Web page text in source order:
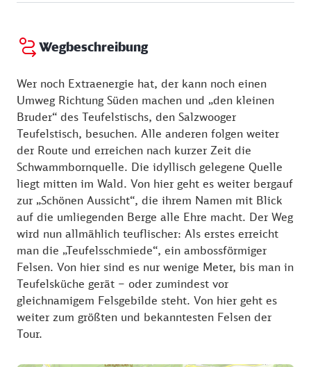
Wegbeschreibung
Wer noch Extraenergie hat, der kann noch einen
Umweg Richtung Süden machen und „den kleinen
Bruder“ des Teufelstischs, den Salzwooger
Teufelstisch, besuchen. Alle anderen folgen weiter
der Route und erreichen nach kurzer Zeit die
Schwammbornquelle. Die idyllisch gelegene Quelle
liegt mitten im Wald. Von hier geht es weiter bergauf
zur „Schönen Aussicht“, die ihrem Namen mit Blick
auf die umliegenden Berge alle Ehre macht. Der Weg
wird nun allmählich teuflischer: Als erstes erreicht
man die „Teufelsschmiede“, ein ambossförmiger
Felsen. Von hier sind es nur wenige Meter, bis man in
Teufelsküche gerät – oder zumindest vor
gleichnamigem Felsgebilde steht. Von hier geht es
weiter zum größten und bekanntesten Felsen der
Tour.